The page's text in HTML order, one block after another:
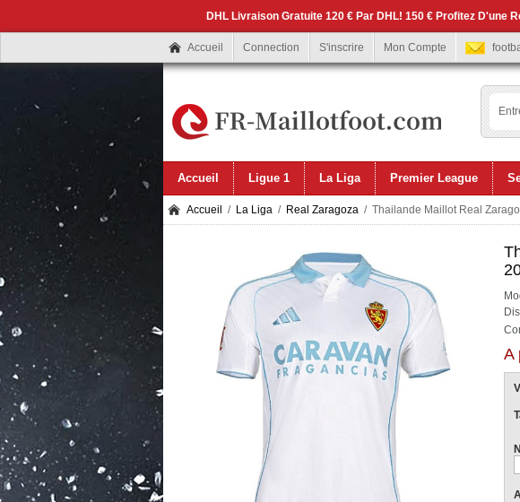
DHL Livraison Gratuite 120 € Par DHL! 150 € Profitez D'une
Accueil Connection S'inscrire Mon Compte
Accueil Ligue 1 La Liga Premier League
Accueil / La Liga / Real Zaragoza / Thailande Maillot Real
A